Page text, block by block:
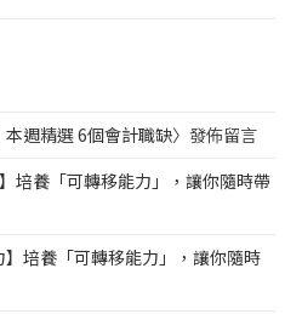
本週精選 6個會計職缺〉發佈留言
】培養「可轉移能力」，讓你隨時帶
】培養「可轉移能力」，讓你隨時